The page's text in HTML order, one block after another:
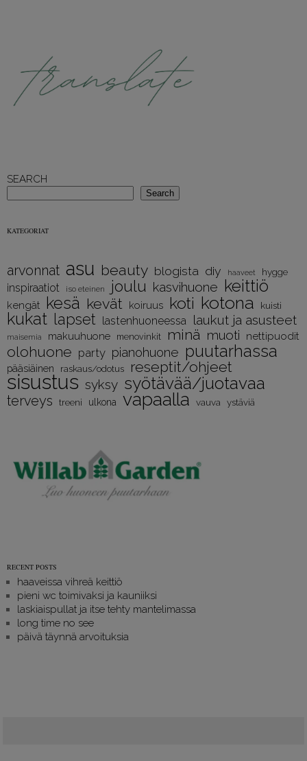
SEARCH
Search
KATEGORIAT
arvonnat asu beauty blogista diy haaveet hygge
inspiraatiot iso eteinen joulu kasvihuone keittiö
kengät kesä kevät koiruus koti kotona kuisti
kukat lapset lastenhuoneessa laukut ja asusteet
maisemia makuuhuone menovinkit minä muoti nettipuodit
olohuone party pianohuone puutarhassa
pääsiäinen raskaus/odotus reseptit/ohjeet
sisustus syksy syötävää/juotavaa
terveys treeni ulkona vapaalla vauva ystäviä
RECENT POSTS
haaveissa vihreä keittiö
pieni wc toimivaksi ja kauniiksi
laskiaispullat ja itse tehty mantelimassa
long time no see
päivä täynnä arvoituksia